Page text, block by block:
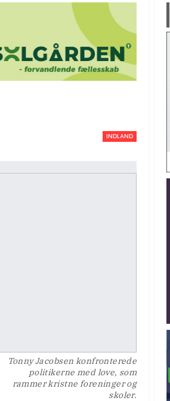
INDLAND
Tonny Jacobsen konfronterede
politikerne med love, som
rammer kristne foreninger og
skoler.